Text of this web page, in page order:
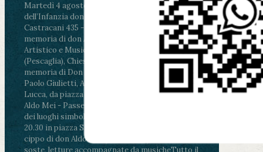
Martedì 4 agosto2026
ore 11:30 - Lucca, Scuola
dell’Infanzia don Aldo Mei - Viale Castruccio
Castracani 435 - Inaugurazione murales in
memoria di don Aldo Mei curato dal Liceo
Artistico e Musicale “Passaglia”
ore 18 - Fiano
(Pescaglia), Chiesa parrocchiale - Messa in
memoria di Don Aldo Mei celebrata da mons.
Paolo Giulietti, Arcivescovo di Lucca
ore 20.30 -
Lucca, da piazza San Michele al Cippo di don
Aldo Mei - Passeggiata della Memoria in alcuni
dei luoghi simbolo della città. Ritrovo alle ore
20.30 in piazza San Michele con conclusione al
cippo di don Aldo Mei (Porta Elisa). Durante le